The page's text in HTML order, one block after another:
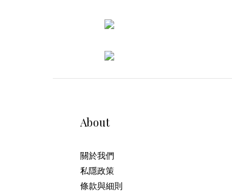
About
關於我們
私隱政策
條款與細則